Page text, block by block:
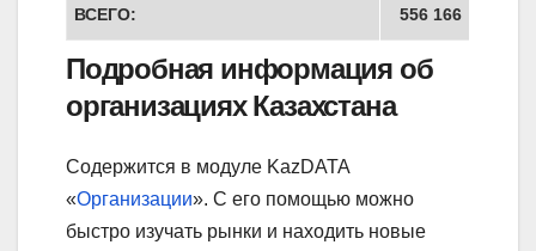
ВСЕГО: 556 166
Подробная информация об
организациях Казахстана
Содержится в модуле KazDATA
«Организации». С его помощью можно
быстро изучать рынки и находить новые